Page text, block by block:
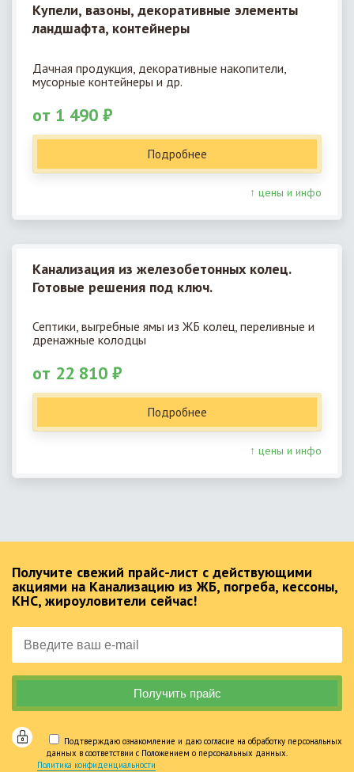
Купели, вазоны, декоративные элементы
ландшафта, контейнеры
Дачная продукция, декоративные накопители,
мусорные контейнеры и др.
от 1 490 ₽
Подробнее
↑ цены и инфо
Канализация из железобетонных колец.
Готовые решения под ключ.
Септики, выгребные ямы из ЖБ колец, переливные и
дренажные колодцы
от 22 810 ₽
Подробнее
↑ цены и инфо
Получите свежий прайс-лист с действующими
акциями на Канализацию из ЖБ, погреба, кессоны,
КНС, жироуловители сейчас!
Подтверждаю ознакомление и даю согласие на обработку персональных
данных в соответствии с Положением о персональных данных.
Политика конфиденциальности